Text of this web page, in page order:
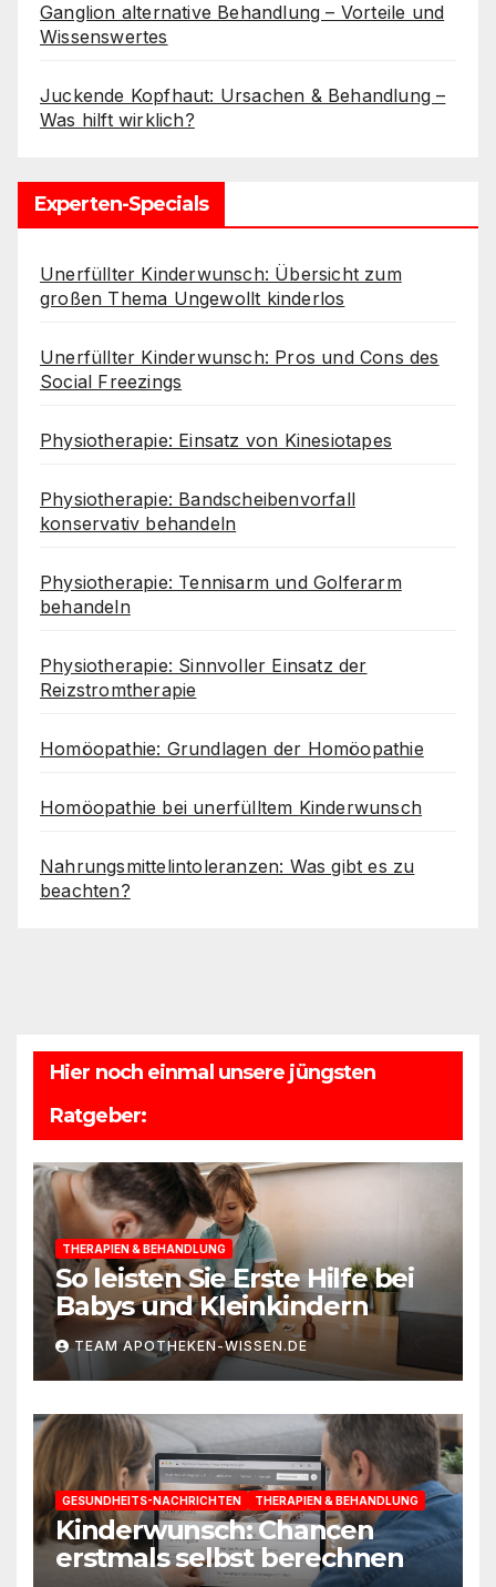
Ganglion alternative Behandlung – Vorteile und
Wissenswertes
Juckende Kopfhaut: Ursachen & Behandlung –
Was hilft wirklich?
Experten-Specials
Unerfüllter Kinderwunsch: Übersicht zum
großen Thema Ungewollt kinderlos
Unerfüllter Kinderwunsch: Pros und Cons des
Social Freezings
Physiotherapie: Einsatz von Kinesiotapes
Physiotherapie: Bandscheibenvorfall
konservativ behandeln
Physiotherapie: Tennisarm und Golferarm
behandeln
Physiotherapie: Sinnvoller Einsatz der
Reizstromtherapie
Homöopathie: Grundlagen der Homöopathie
Homöopathie bei unerfülltem Kinderwunsch
Nahrungsmittelintoleranzen: Was gibt es zu
beachten?
Hier noch einmal unsere jüngsten
Ratgeber:
THERAPIEN & BEHANDLUNG
So leisten Sie Erste Hilfe bei
Babys und Kleinkindern
TEAM APOTHEKEN-WISSEN.DE
GESUNDHEITS-NACHRICHTEN THERAPIEN & BEHANDLUNG
Kinderwunsch: Chancen
erstmals selbst berechnen